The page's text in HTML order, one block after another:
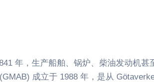
年，生产船舶、锅炉、柴油发动机甚
成立于 1988 年，是从